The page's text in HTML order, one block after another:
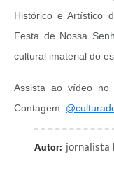
Histórico e Artístico
Festa de Nossa
cultural imaterial do
Assista ao vídeo no
Contagem:
Autor: jornalista